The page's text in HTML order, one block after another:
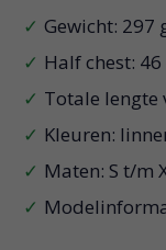
Gewicht: 297
Half chest: 46
Totale lengte
Kleuren:
Maten: S t/m